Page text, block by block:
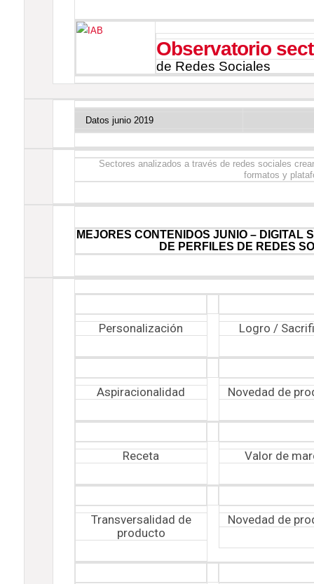
Observatorio
de Redes Sociales
Datos junio 2019
Sectores analizados a través de redes sociales
formatos y
MEJORES CONTENIDOS JUNIO – DIGITAL
DE PERFILES DE REDES
Personalización Logro /
Aspiracionalidad Novedad de
Receta Valor de
Transversalidad de
producto
Novedad de